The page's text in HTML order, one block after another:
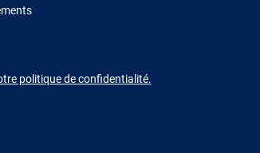
politique de confidentialité.